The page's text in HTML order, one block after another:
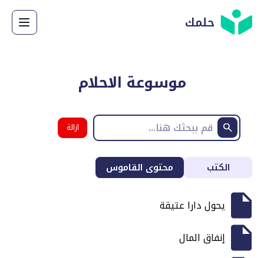
حلمك
موسوعة الاحلام
ازالة
البحث
الكتب محتوى القاموس
يحول دارا عتيقة
إنفاق المال